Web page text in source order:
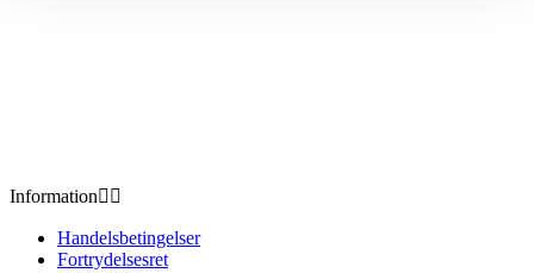
Information 
Handelsbetingelser
Fortrydelsesret